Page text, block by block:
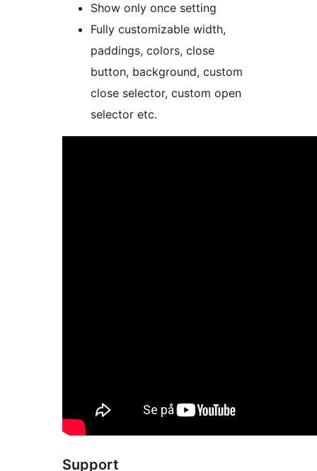
Show only once setting
Fully customizable width,
paddings, colors, close
button, background, custom
close selector, custom open
selector etc.
Support